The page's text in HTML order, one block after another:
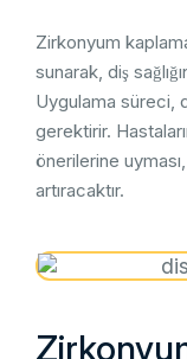
Zirkonyum
sunarak, diş
Uygulama süreci,
gerektirir.
önerilerine uyması,
artıracaktır.